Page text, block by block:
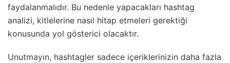
faydalanmalıdır. Bu nedenle yapacakları hashtag
analizi, kitlelerine nasıl hitap etmeleri gerektiği
konusunda yol gösterici olacaktır.
Unutmayın, hashtagler sadece içeriklerinizin daha fazla